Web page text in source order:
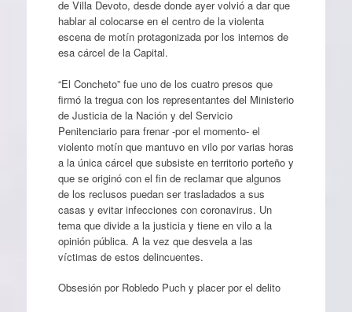
de Villa Devoto, desde donde ayer volvió a dar que
hablar al colocarse en el centro de la violenta
escena de motín protagonizada por los internos de
esa cárcel de la Capital.
“El Concheto” fue uno de los cuatro presos que
firmó la tregua con los representantes del Ministerio
de Justicia de la Nación y del Servicio
Penitenciario para frenar -por el momento- el
violento motín que mantuvo en vilo por varias horas
a la única cárcel que subsiste en territorio porteño y
que se originó con el fin de reclamar que algunos
de los reclusos puedan ser trasladados a sus
casas y evitar infecciones con coronavirus. Un
tema que divide a la justicia y tiene en vilo a la
opinión pública. A la vez que desvela a las
víctimas de estos delincuentes.
Obsesión por Robledo Puch y placer por el delito